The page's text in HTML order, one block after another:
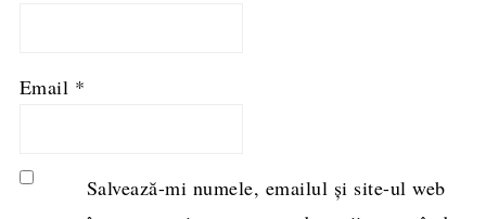
Email *
Salvează-mi numele, emailul și site-ul web